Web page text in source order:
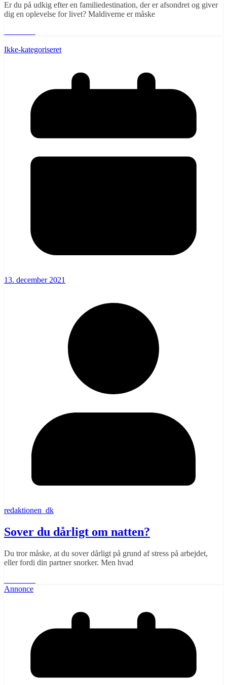
Er du på udkig efter en familiedestination, der er afsondret og giver
dig en oplevelse for livet? Maldiverne er måske
Ikke-kategoriseret
13. december 2021
redaktionen_dk
Sover du dårligt om natten?
Du tror måske, at du sover dårligt på grund af stress på arbejdet,
eller fordi din partner snorker. Men hvad
Annonce